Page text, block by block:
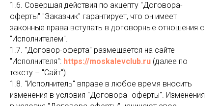
1.6. Совершая действия по акцепту "Договора-
оферты" "Заказчик" гарантирует, что он имеет
законные права вступать в договорные отношения с
"Исполнителем".
1.7. "Договор-оферта" размещается на сайте
"Исполнителя": https://moskalevclub.ru (далее по
тексту – "Сайт").
1.8. "Исполнитель" вправе в любое время вносить
изменения в условия "Договора- оферты". Изменения